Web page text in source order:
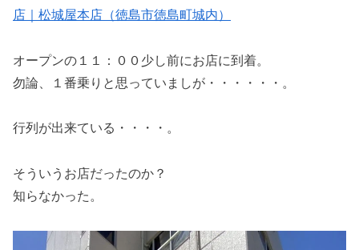
店｜松城屋本店（徳島市徳島町城内）
オープンの１１：００少し前にお店に到着。
勿論、１番乗りと思っていましが・・・・・・。
行列が出来ている・・・・。
そういうお店だったのか？
知らなかった。